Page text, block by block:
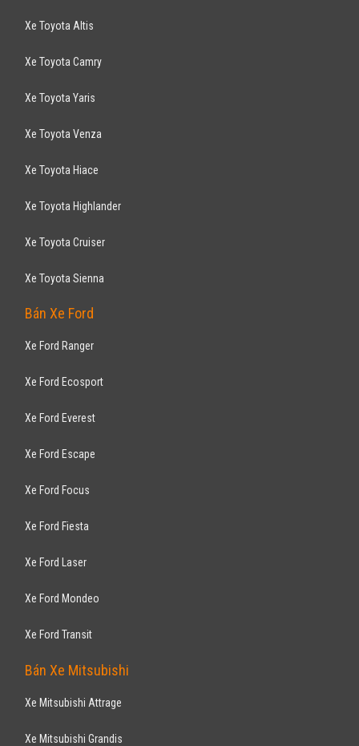
Xe Toyota Altis
Xe Toyota Camry
Xe Toyota Yaris
Xe Toyota Venza
Xe Toyota Hiace
Xe Toyota Highlander
Xe Toyota Cruiser
Xe Toyota Sienna
Bán Xe Ford
Xe Ford Ranger
Xe Ford Ecosport
Xe Ford Everest
Xe Ford Escape
Xe Ford Focus
Xe Ford Fiesta
Xe Ford Laser
Xe Ford Mondeo
Xe Ford Transit
Bán Xe Mitsubishi
Xe Mitsubishi Attrage
Xe Mitsubishi Grandis